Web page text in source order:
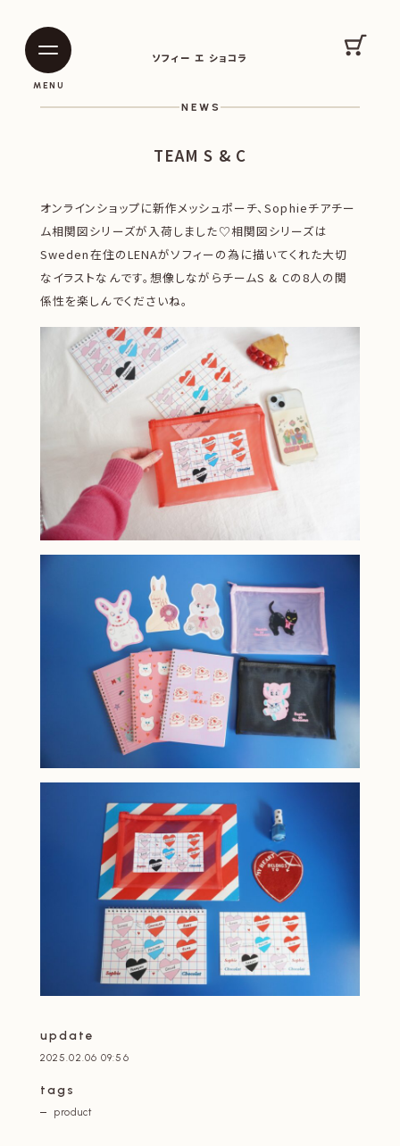
ソフィー エ ショコラ
MENU
カー
NEWS
TEAM S & C
オンラインショップに新作メッシュポーチ、Sophieチアチー
ム相関図シリーズが入荷しました♡相関図シリーズは
Sweden在住のLENAがソフィーの為に描いてくれた大切
なイラストなんです。想像しながらチームS & Cの8人の関
係性を楽しんでくださいね。
update
2025.02.06 09:56
tags
product